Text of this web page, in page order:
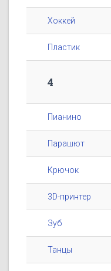
Хоккей
Пластик
4
Пианино
Парашют
Крючок
3D-принтер
Зуб
Танцы